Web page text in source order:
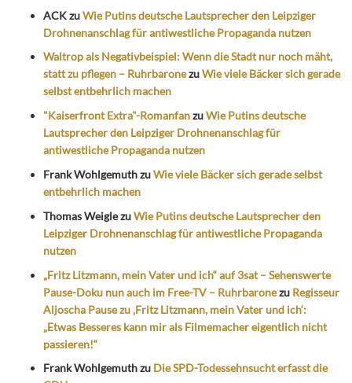
ACKzuWie Putins deutsche Lautsprecher den Leipziger
Drohnenanschlag für antiwestliche Propaganda nutzen
Waltrop als Negativbeispiel: Wenn die Stadt nur noch mäht,
statt zu pflegen – RuhrbaronezuWie viele Bäcker sich gerade
selbst entbehrlich machen
"Kaiserfront Extra"-RomanfanzuWie Putins deutsche
Lautsprecher den Leipziger Drohnenanschlag für
antiwestliche Propaganda nutzen
Frank WohlgemuthzuWie viele Bäcker sich gerade selbst
entbehrlich machen
Thomas WeiglezuWie Putins deutsche Lautsprecher den
Leipziger Drohnenanschlag für antiwestliche Propaganda
nutzen
„Fritz Litzmann, mein Vater und ich“ auf 3sat – Sehenswerte
Pause-Doku nun auch im Free-TV – Ruhrbaronezu Regisseur
Aljoscha Pause zu ‚Fritz Litzmann, mein Vater und ich‘:
„Etwas Besseres kann mir als Filmemacher eigentlich nicht
passieren!“
Frank Wohlgemuthzu Die SPD-Todessehnsucht erfasst die